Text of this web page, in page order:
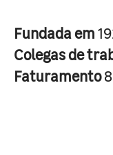
Fundada em
Colegas de
Faturamento